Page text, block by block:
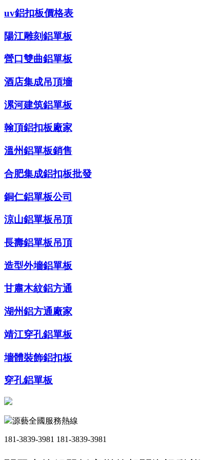
uv鋁扣板價格表
陽江雕刻鋁單板
營口雙曲鋁單板
酒店集成吊頂墻
漯河建筑鋁單板
翰頂鋁扣板廠家
溫州鋁單板銷售
合肥集成鋁扣板批發
銅仁鋁單板公司
涼山鋁單板吊頂
長壽鋁單板吊頂
造型外墻鋁單板
甘肅木紋鋁方通
湖州鋁方通廠家
靖江穿孔鋁單板
墻體裝飾鋁扣板
穿孔鋁單板
源藝全國服務熱線
181-3839-3981 181-3839-3981